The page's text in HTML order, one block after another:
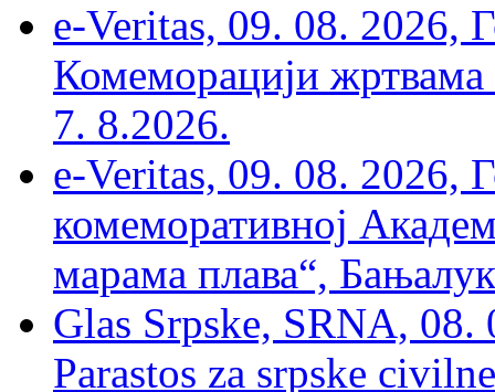
e-Veritas, 09. 08. 2026,
Комеморацији жртвама
7. 8.2026.
e-Veritas, 09. 08. 2026,
комеморативној
марама плава“,
Glas Srpske, SRNA,
Parastos za srpske